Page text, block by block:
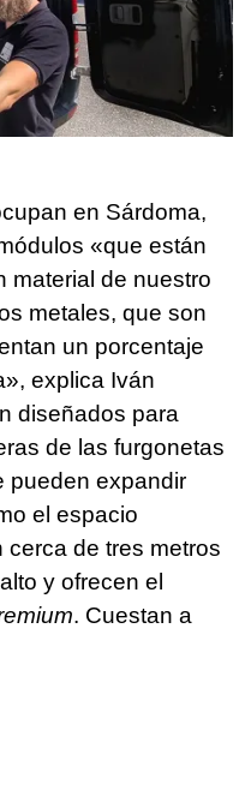
en Sárdoma,
«que están
material de nuestro
metales, que son
un porcentaje
explica Iván
diseñados para
de las furgonetas
pueden expandir
el espacio
de tres metros
y ofrecen el
. Cuestan a